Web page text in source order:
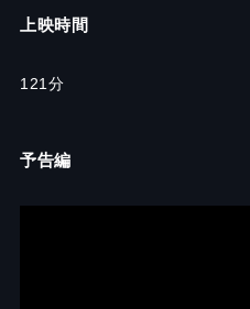
上映時間
121分
予告編